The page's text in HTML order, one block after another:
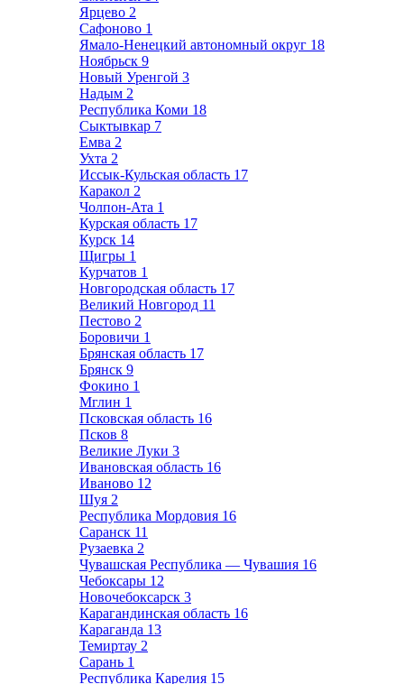
Ярцево 2
Сафоново 1
Ямало-Ненецкий автономный округ 18
Ноябрьск 9
Новый Уренгой 3
Надым 2
Республика Коми 18
Сыктывкар 7
Емва 2
Ухта 2
Иссык-Кульская область 17
Каракол 2
Чолпон-Ата 1
Курская область 17
Курск 14
Щигры 1
Курчатов 1
Новгородская область 17
Великий Новгород 11
Пестово 2
Боровичи 1
Брянская область 17
Брянск 9
Фокино 1
Мглин 1
Псковская область 16
Псков 8
Великие Луки 3
Ивановская область 16
Иваново 12
Шуя 2
Республика Мордовия 16
Саранск 11
Рузаевка 2
Чувашская Республика — Чувашия 16
Чебоксары 12
Новочебоксарск 3
Карагандинская область 16
Караганда 13
Темиртау 2
Сарань 1
Республика Карелия 15